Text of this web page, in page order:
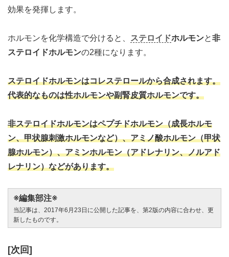
効果を発揮します。
ホルモンを化学構造で分けると、 ステロイドホルモンと非
ステロイドホルモンの2種になります。
ステロイドホルモンはコレステロールから合成されます。
代表的なものは性ホルモンや副腎皮質ホルモンです。
非ステロイドホルモンはペプチドホルモン（成長ホルモ
ン、甲状腺刺激ホルモンなど）、アミノ酸ホルモン（甲状
腺ホルモン）、アミンホルモン（アドレナリン、ノルアド
レナリン）などがあります。
※編集部注※
当記事は、2017年6月23日に公開した記事を、第2版の内容に合わせ、更
新したものです。
[次回]